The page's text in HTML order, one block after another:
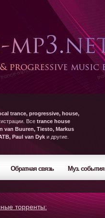
trance, progressive, house,
Все trance house
van Buuren, Tiesto, Markus
Paul van Dyk и другие.
Обратная связь Муз. события
торренты: